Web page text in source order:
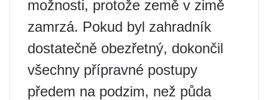
možnosti, protože země v zimě
zamrzá. Pokud byl zahradník
dostatečně obezřetný, dokončil
všechny přípravné postupy
předem na podzim, než půda